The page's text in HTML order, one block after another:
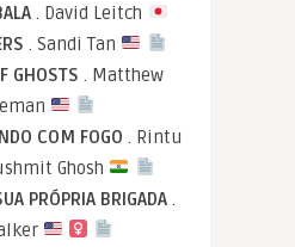
. David Leitch
. Sandi Tan
GHOSTS . Matthew
COM FOGO . Rintu
Ghosh
PRÓPRIA BRIGADA .